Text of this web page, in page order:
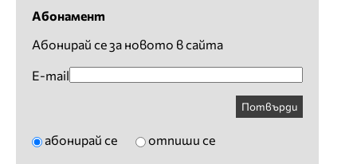
Абонамент
Абонирай се за новото в сайта
E-mail
Потвърди
абонирай се отпиши се